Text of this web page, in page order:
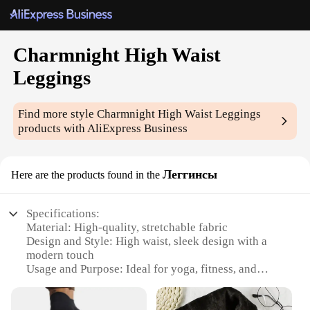
Charmnight High Waist
Leggings
Find more styleCharmnight High Waist Leggings
products with AliExpress Business
Here are the products found in the Леггинсы
Specifications:
Material: High-quality, stretchable fabric
Design and Style: High waist, sleek design with a
modern touch
Usage and Purpose: Ideal for yoga, fitness, and
Performance and Property: Breathable, moisture-